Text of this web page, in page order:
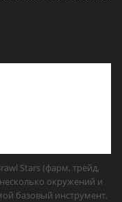
Stars (фарм, трейд,
окружений и
базовый инструмент,